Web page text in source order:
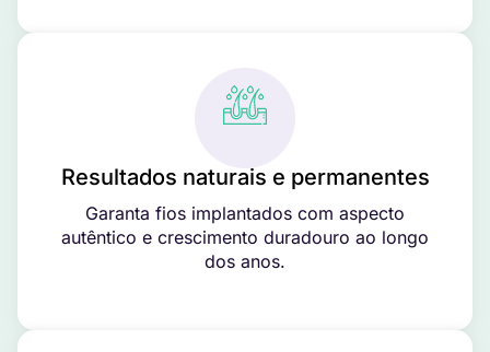
Resultados naturais e permanentes
Garanta fios implantados com aspecto
autêntico e crescimento duradouro ao longo
dos anos.